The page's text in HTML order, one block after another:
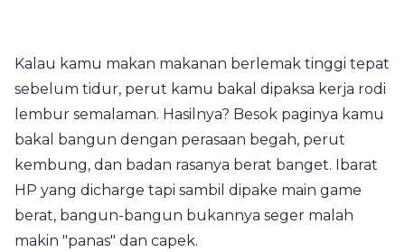
Kalau kamu makan makanan berlemak tinggi tepat
sebelum tidur, perut kamu bakal dipaksa kerja rodi
lembur semalaman. Hasilnya? Besok paginya kamu
bakal bangun dengan perasaan begah, perut
kembung, dan badan rasanya berat banget. Ibarat
HP yang dicharge tapi sambil dipake main game
berat, bangun-bangun bukannya seger malah
makin "panas" dan capek.